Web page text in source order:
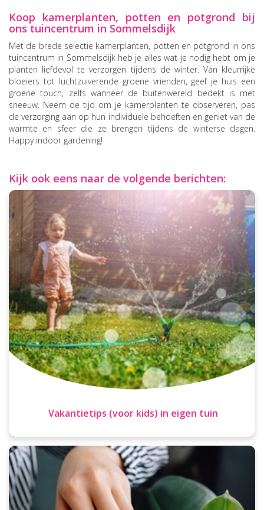
Koop kamerplanten, potten en potgrond bij
ons tuincentrum in Sommelsdijk
Met de brede selectie kamerplanten, potten en potgrond in ons
tuincentrum in Sommelsdijk heb je alles wat je nodig hebt om je
planten liefdevol te verzorgen tijdens de winter. Van kleurrijke
bloeiers tot luchtzuiverende groene vrienden, geef je huis een
groene touch, zelfs wanneer de buitenwereld bedekt is met
sneeuw. Neem de tijd om je kamerplanten te observeren, pas
de verzorging aan op hun individuele behoeften en geniet van de
warmte en sfeer die ze brengen tijdens de winterse dagen.
Happy indoor gardening!
Kijk ook eens naar de volgende berichten:
Vakantietips (voor kids) in eigen tuin